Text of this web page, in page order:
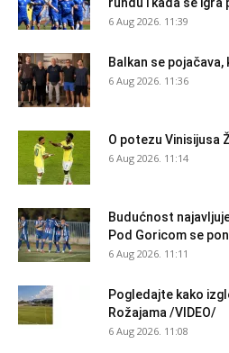
6 Aug 2026. 11:39
Balkan se
6 Aug 2026. 11:36
O potezu Vinisijusa
6 Aug 2026. 11:14
Budućnost
Pod Goricom se
6 Aug 2026. 11:11
Pogledajte kako
Rožajama /VIDEO/
6 Aug 2026. 11:08